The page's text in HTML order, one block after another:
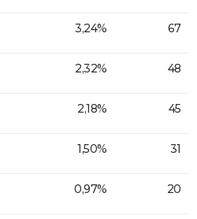
3,24% 67
2,32% 48
2,18% 45
1,50% 31
0,97% 20